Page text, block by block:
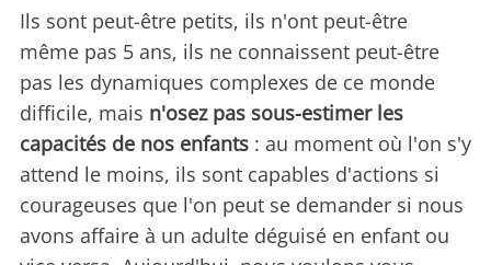
Ils sont peut-être petits, ils n'ont peut-être
même pas 5 ans, ils ne connaissent peut-être
pas les dynamiques complexes de ce monde
difficile, mais n'osez pas sous-estimer les
capacités de nos enfants : au moment où l'on s'y
attend le moins, ils sont capables d'actions si
courageuses que l'on peut se demander si nous
avons affaire à un adulte déguisé en enfant ou